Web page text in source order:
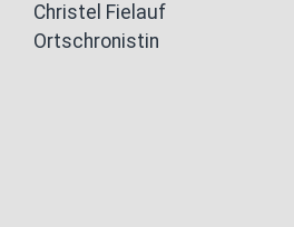
Christel Fielauf
Ortschronistin